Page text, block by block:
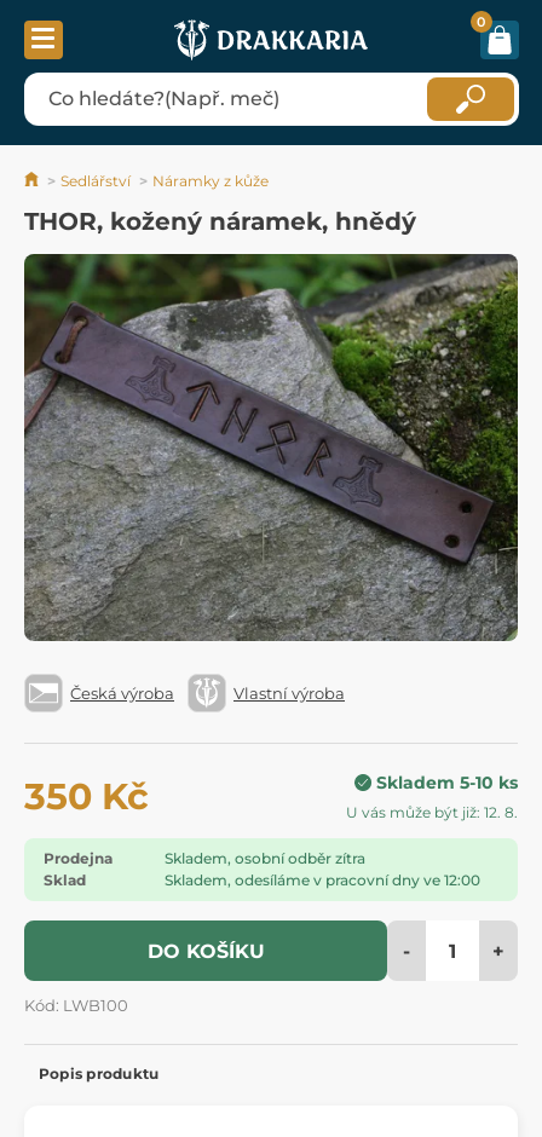
0
Sedlářství Náramky z kůže
THOR, kožený náramek, hnědý
Česká výroba Vlastní výroba
350 Kč Skladem 5-10 ks
U vás může být již: 12. 8.
Prodejna
Skladem, osobní odběr zítra
Sklad
Skladem, odesíláme v pracovní dny ve 12:00
DO KOŠÍKU - +
Kód: LWB100
Popis produktu